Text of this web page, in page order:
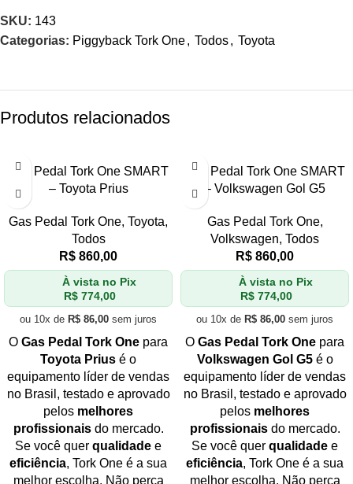
SKU: 143
Categorias: Piggyback Tork One, Todos, Toyota
Produtos relacionados
Gas Pedal Tork One SMART
– Toyota Prius
Gas Pedal Tork One, Toyota,
Todos
R$ 860,00
À vista no Pix
R$ 774,00
ou 10x de R$ 86,00 sem juros
O Gas Pedal Tork One para
Toyota Prius é o
equipamento líder de vendas
no Brasil, testado e aprovado
pelos melhores
profissionaisdo mercado.
Se você quer qualidade e
eficiência, Tork One é a sua
melhor escolha. Não perca
Gas Pedal Tork One SMART
– Volkswagen Gol G5
Gas Pedal Tork One,
Volkswagen, Todos
R$ 860,00
À vista no Pix
R$ 774,00
ou 10x de R$ 86,00 sem juros
O Gas Pedal Tork One para
Volkswagen Gol G5 é o
equipamento líder de vendas
no Brasil, testado e aprovado
pelos melhores
profissionaisdo mercado.
Se você quer qualidade e
eficiência, Tork One é a sua
melhor escolha. Não perca